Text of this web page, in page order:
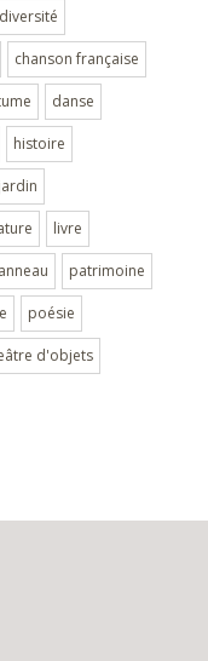
chanson française
danse
histoire
jardin
livre
patrimoine
poésie
d'objets